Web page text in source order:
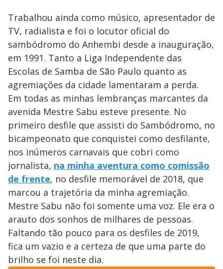
Trabalhou ainda como músico, apresentador de
TV, radialista e foi o locutor oficial do
sambódromo do Anhembi desde a inauguração,
em 1991. Tanto a Liga Independente das
Escolas de Samba de São Paulo quanto as
agremiações da cidade lamentaram a perda.
Em todas as minhas lembranças marcantes da
avenida Mestre Sabu esteve presente. No
primeiro desfile que assisti do Sambódromo, no
bicampeonato que conquistei como desfilante,
nos inúmeros carnavais que cobri como
jornalista, na minha aventura como comissão
de frente, no desfile memorável de 2018, que
marcou a trajetória da minha agremiação.
Mestre Sabu não foi somente uma voz. Ele era o
arauto dos sonhos de milhares de pessoas.
Faltando tão pouco para os desfiles de 2019,
fica um vazio e a certeza de que uma parte do
brilho se foi neste dia.